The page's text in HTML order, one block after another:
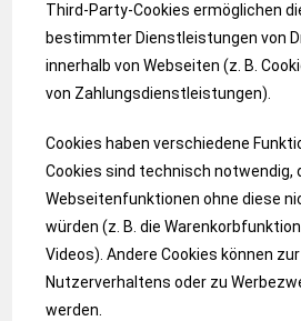
Third-Party-Cookies ermöglichen
bestimmter Dienstleistungen von
innerhalb von Webseiten (z. B.
von Zahlungsdienstleistungen).
Cookies haben verschiedene
Cookies sind technisch notwendig,
Webseitenfunktionen ohne diese
würden (z. B. die
Videos). Andere Cookies können
Nutzerverhaltens oder zu
werden.